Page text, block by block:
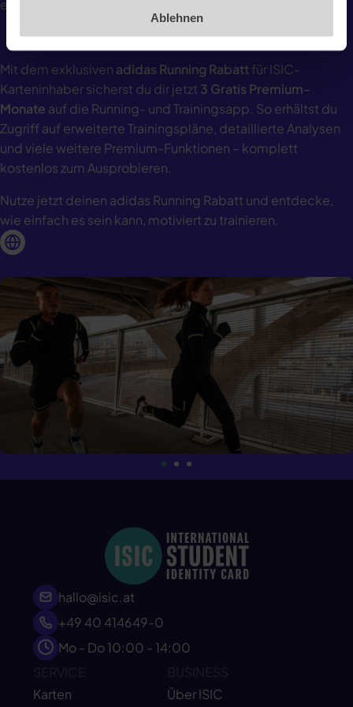
Ablehnen
erreichst deine Ziele schneller.
Mit dem exklusiven adidas Running Rabattfür ISIC-
Karteninhaber sicherst du dir jetzt 3 Gratis Premium-
Monate auf die Running- und Trainingsapp. So erhältst du
Zugriff auf erweiterte Trainingspläne, detaillierte Analysen
und viele weitere Premium-Funktionen – komplett
kostenlos zum Ausprobieren.
Nutze jetzt deinen adidas Running Rabatt und entdecke,
wie einfach es sein kann, motiviert zu trainieren.
hallo@isic.at
+49 40 414649-0
Mo - Do 10:00 - 14:00
Karten
Über ISIC